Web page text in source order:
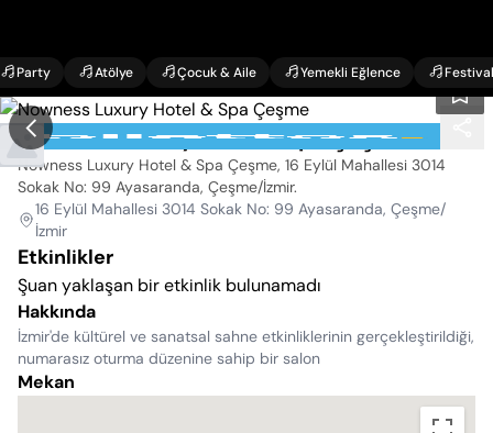
Party Atölye Çocuk & Aile Yemekli Eğlence Festival
Nowness Luxury Hotel & Spa Çeşme
Nowness Luxury Hotel & Spa Çeşme, 16 Eylül Mahallesi 3014
Sokak No: 99 Ayasaranda, Çeşme/İzmir.
16 Eylül Mahallesi 3014 Sokak No: 99 Ayasaranda, Çeşme/
İzmir
Etkinlikler
Şuan yaklaşan bir etkinlik bulunamadı
Hakkında
İzmir'de kültürel ve sanatsal sahne etkinliklerinin gerçekleştirildiği,
numarasız oturma düzenine sahip bir salon
Mekan